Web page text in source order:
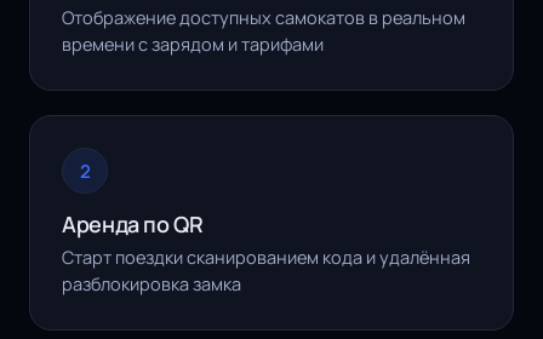
Отображение доступных самокатов в реальном
времени с зарядом и тарифами
2
Аренда по QR
Старт поездки сканированием кода и удалённая
разблокировка замка